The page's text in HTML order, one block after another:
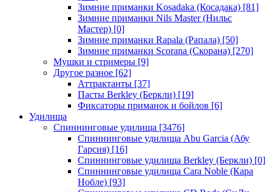
Зимние приманки Kosadaka (Косадака) [81]
Зимние приманки Nils Master (Нильс
Мастер) [0]
Зимние приманки Rapala (Рапала) [50]
Зимние приманки Scorana (Скорана) [270]
Мушки и стримеры [9]
Другое разное [62]
Аттрактанты [37]
Пасты Berkley (Беркли) [19]
Фиксаторы приманок и бойлов [6]
Удилища
Спиннинговые удилища [3476]
Спиннинговые удилища Abu Garcia (Абу
Гарсия) [16]
Спиннинговые удилища Berkley (Беркли) [0]
Спиннинговые удилища Cara Noble (Кара
Нобле) [93]